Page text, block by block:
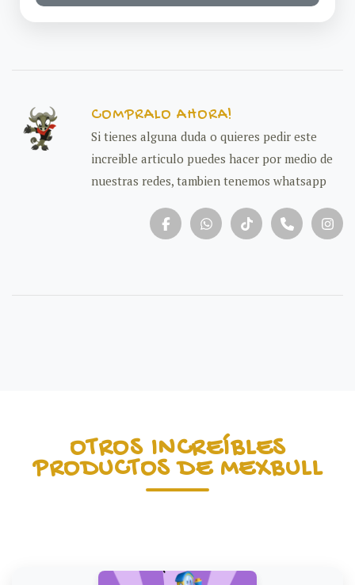
COMPRALO AHORA!
Si tienes alguna duda o quieres pedir este
increible articulo puedes hacer por medio de
nuestras redes, tambien tenemos whatsapp
OTROS INCREÍBLES
PRODUCTOS DE MEXBULL